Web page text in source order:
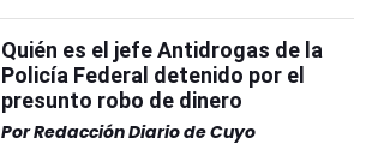
Quién es el jefe Antidrogas de la
Policía Federal detenido por el
presunto robo de dinero
PorRedacción Diario de Cuyo